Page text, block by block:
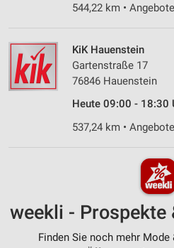
544,22 km •
KiK Hauenstein
Gartenstraße 17
76846 Hauenstein
Heute 09:00 - 18:30
537,24 km •
weekli - Prospekte
Finden Sie noch mehr Mode